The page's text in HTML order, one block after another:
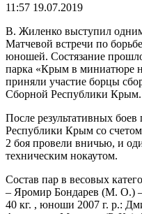
11:57 19.07.2019
В. Жиленко выступил
Матчевой встречи по
юношей. Состязание
парка «Крым в миниатюре
приняли участие борцы
Сборной Республики Крым.
После результативных
Республики Крым со
2 боя провели вничью, и
техническим нокаутом.
Состав пар в весовых
– Яромир Бондарев (М. О.)
40 кг. , юноши 2007 г. р.: